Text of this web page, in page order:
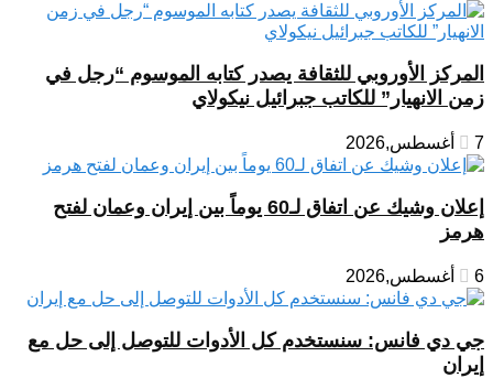
المركز الأوروبي للثقافة يصدر كتابه الموسوم “رجل في
زمن الانهيار” للكاتب جبرائيل نيكولاي
7 أغسطس,2026
إعلان وشيك عن اتفاق لـ60 يوماً بين إيران وعمان لفتح
هرمز
6 أغسطس,2026
جي دي فانس: سنستخدم كل الأدوات للتوصل إلى حل مع
إيران